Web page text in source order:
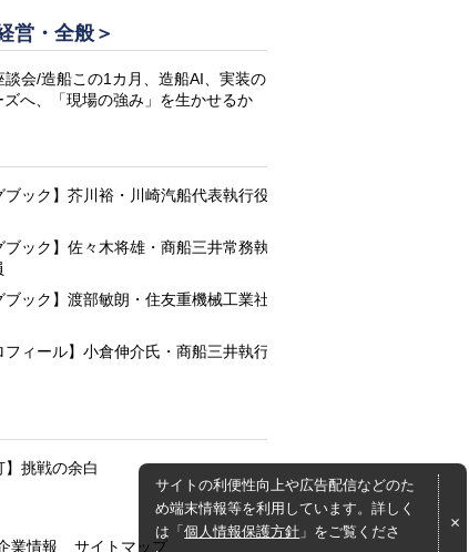
営・全般＞
談会/造船この1カ月、造船AI、実装の
ズへ、「現場の強み」を生かせるか
ブック】芥川裕・川崎汽船代表執行役
ブック】佐々木将雄・商船三井常務執
ブック】渡部敏朗・住友重機械工業社
フィール】小倉伸介氏・商船三井執行
】挑戦の余白
サイトの利便性向上や広告配信などのた
め端末情報等を利用しています。詳しく
は「個人情報保護方針 」をご覧くださ
業情報 サイトマップ